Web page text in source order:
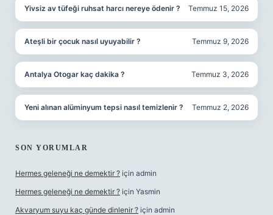
Yivsiz av tüfeği ruhsat harcı nereye ödenir ? Temmuz 15, 2026
Ateşli bir çocuk nasıl uyuyabilir ? Temmuz 9, 2026
Antalya Otogar kaç dakika ? Temmuz 3, 2026
Yeni alınan alüminyum tepsi nasıl temizlenir ? Temmuz 2, 2026
SON YORUMLAR
Hermes geleneği ne demektir ? için admin
Hermes geleneği ne demektir ? için Yasmin
Akvaryum suyu kaç günde dinlenir ? için admin